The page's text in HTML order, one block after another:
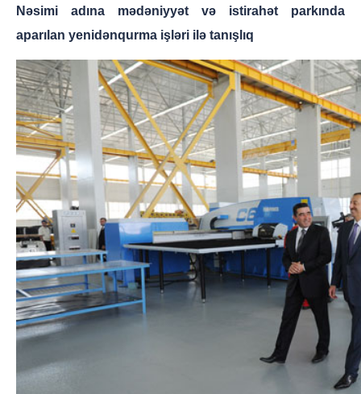
Nəsimi adına mədəniyyət və istirahət parkında
aparılan yenidənqurma işləri ilə tanışlıq